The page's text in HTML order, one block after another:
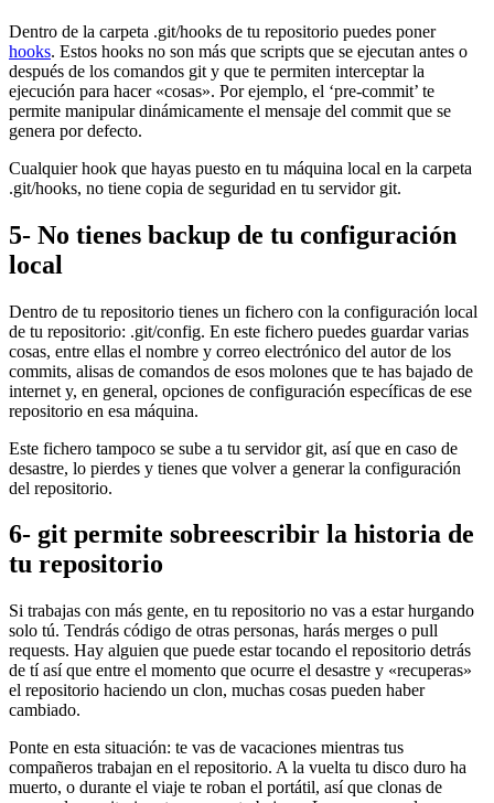
Dentro de la carpeta .git/hooks de tu repositorio puedes poner
hooks. Estos hooks no son más que scripts que se ejecutan antes o
después de los comandos git y que te permiten interceptar la
ejecución para hacer «cosas». Por ejemplo, el ‘pre-commit’ te
permite manipular dinámicamente el mensaje del commit que se
genera por defecto.
Cualquier hook que hayas puesto en tu máquina local en la carpeta
.git/hooks, no tiene copia de seguridad en tu servidor git.
5- No tienes backup de tu configuración
local
Dentro de tu repositorio tienes un fichero con la configuración local
de tu repositorio: .git/config. En este fichero puedes guardar varias
cosas, entre ellas el nombre y correo electrónico del autor de los
commits, alisas de comandos de esos molones que te has bajado de
internet y, en general, opciones de configuración específicas de ese
repositorio en esa máquina.
Este fichero tampoco se sube a tu servidor git, así que en caso de
desastre, lo pierdes y tienes que volver a generar la configuración
del repositorio.
6- git permite sobreescribir la historia de
tu repositorio
Si trabajas con más gente, en tu repositorio no vas a estar hurgando
solo tú. Tendrás código de otras personas, harás merges o pull
requests. Hay alguien que puede estar tocando el repositorio detrás
de tí así que entre el momento que ocurre el desastre y «recuperas»
el repositorio haciendo un clon, muchas cosas pueden haber
cambiado.
Ponte en esta situación: te vas de vacaciones mientras tus
compañeros trabajan en el repositorio. A la vuelta tu disco duro ha
muerto, o durante el viaje te roban el portátil, así que clonas de